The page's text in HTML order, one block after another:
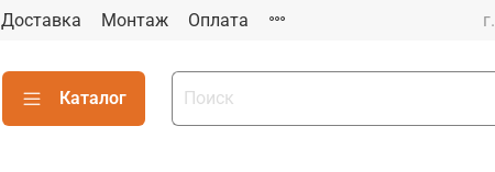
Доставка Монтаж Оплата
Каталог